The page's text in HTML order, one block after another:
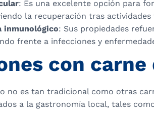
: Es una excelente opción para
la recuperación tras actividades
inmunológico: Sus propiedades
frente a infecciones y
con carne
no es tan tradicional como otras
a la gastronomía local, tales